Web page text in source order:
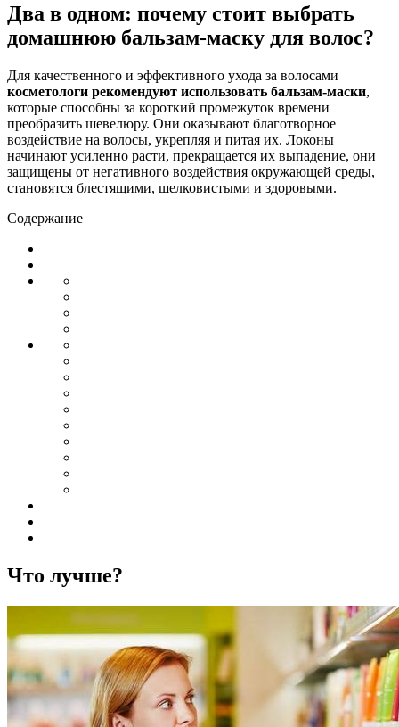
Два в одном: почему стоит выбрать
домашнюю бальзам-маску для волос?
Для качественного и эффективного ухода за волосами
косметологи рекомендуют использовать бальзам-маски,
которые способны за короткий промежуток времени
преобразить шевелюру. Они оказывают благотворное
воздействие на волосы, укрепляя и питая их. Локоны
начинают усиленно расти, прекращается их выпадение, они
защищены от негативного воздействия окружающей среды,
становятся блестящими, шелковистыми и здоровыми.
Содержание
Что лучше?